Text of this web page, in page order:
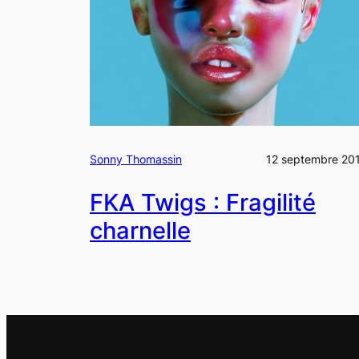
Sonny Thomassin 12 septembre
FKA Twigs : Fragilité
charnelle